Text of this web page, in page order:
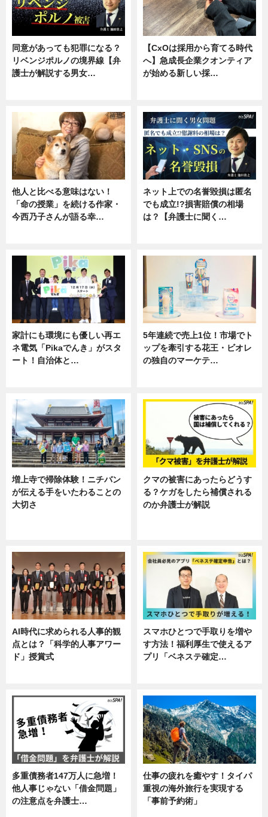
同意があっても犯罪になる？
リベンジポルノの境界線【弁
護士が解説する男女…
【CxOは採用から育てる時代
へ】急成長企業クオンティア
が始める新しい採…
他人と比べる意味はない！
「命の授業」を続ける作家・
今西乃子さんが語る幸…
ネット上での名誉毀損は匿名
でも成立!?損害賠償の相場
は？【弁護士に聞く…
家計にも環境にも優しい再エ
ネ電気「Pikaでんき」がスタ
ート！自治体と…
5年連続で売上1位！市場でト
ップを牽引する花王・ビオレ
の独自のマーケテ…
増上寺で掃除体験！ニチバン
が伝える手をいたわることの
大切さ
クマの被害にあったらどうす
る？ケガをしたら補償される
のか弁護士が解説
AI時代に求められる人事的観
点とは？「科学的人事アワー
ド」授賞式
スマホひとつで手取りを増や
す方法！福利厚生で使えるア
プリ「ベネステ確定…
多重債務者147万人に急増！
他人事じゃない「借金問題」
の注意点を弁護士…
仕事の疲れを癒やす！タイパ
重視の海外旅行を実現する
「事前予約術」